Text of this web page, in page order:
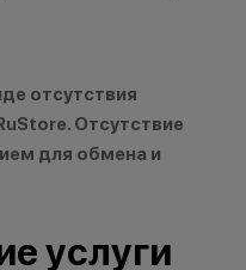
отсутствия
Отсутствие
для обмена и
услуги